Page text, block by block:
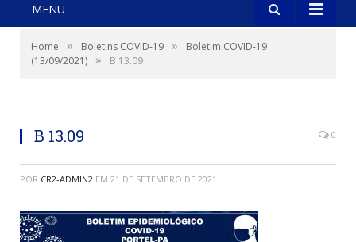
MENU
Home » Boletins COVID-19 »
Boletim COVID-19
(13/09/2021) » B 13.09
B 13.09 0
POR CR2-ADMIN2 EM 21 DE SETEMBRO DE 2021